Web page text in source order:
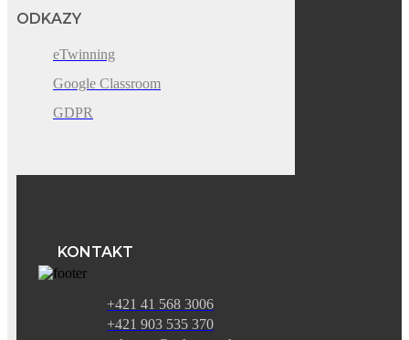
ODKAZY
eTwinning
Google Classroom
GDPR
KONTAKT
+421 41 568 3006
+421 903 535 370